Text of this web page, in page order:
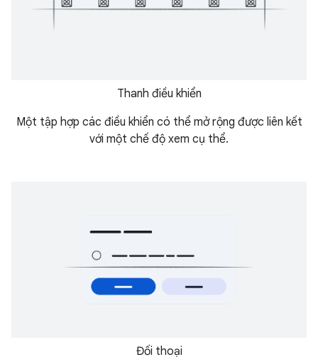
Thanh điều khiển
Một tập hợp các điều khiển có thể mở rộng được liên kết
với một chế độ xem cụ thể.
Đối thoại